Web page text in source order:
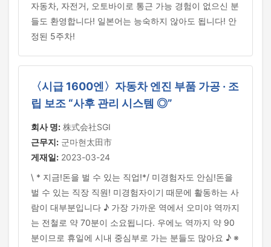
자동차, 자전거, 오토바이로 통근 가능 경험이 없으신 분
들도 환영합니다! 일본어는 능숙하지 않아도 됩니다! 안
정된 5주차!
〈시급 1600엔〉자동차 엔진 부품 가공 · 조
립 보조 “사후 관리 시스템 ◎”
회사 명: 株式会社SGI
근무지: 군마현太田市
게재일: 2023-03-24
\ * 지금!돈을 벌 수 있는 직업!*/ 미경험자도 안심!돈을
벌 수 있는 직장 직원! 미경험자이기 때문에 활동하는 사
람이 대부분입니다 ♪ 가장 가까운 역에서 오미야 역까지
는 전철로 약 70분이 소요됩니다. 우에노 역까지 약 90
분이므로 휴일에 시내 중심부로 가는 분들도 많아요 ♪ ※